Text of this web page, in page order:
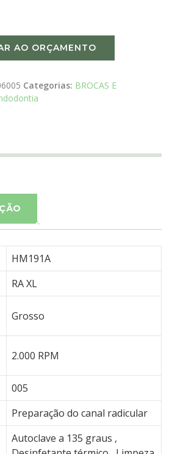
AO ORÇAMENTO
Categorias: BROCAS E
HM191A
RA XL
Grosso
2.000 RPM
005
Preparação do canal radicular
Autoclave a 135 graus ,